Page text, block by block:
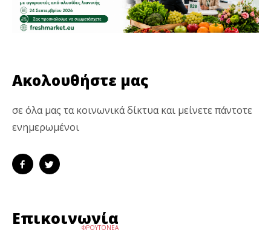
Ακολουθήστε μας
σε όλα μας τα κοινωνικά δίκτυα και μείνετε πάντοτε
ενημερωμένοι
Επικοινωνία
ΦΡΟΥΤΟΝΕΑ